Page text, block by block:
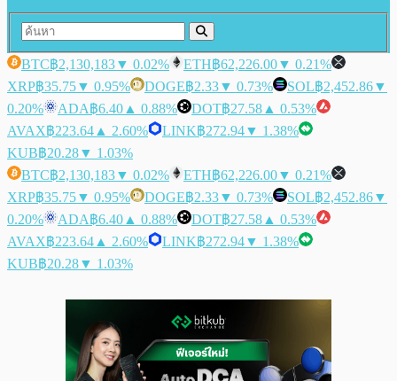
BTC฿2,130,183▼ 0.02% ETH฿62,226.00▼ 0.21%
XRP฿35.75▼ 0.95% DOGE฿2.33▼ 0.73% SOL฿2,452.86▼
0.20%
ADA฿6.40 ▲ 0.88% DOT฿27.58 ▲ 0.53%
AVAX฿223.64 ▲ 2.60% LINK฿272.94▼ 1.38%
KUB฿20.28▼ 1.03%
BTC฿2,130,183▼ 0.02% ETH฿62,226.00▼ 0.21%
XRP฿35.75▼ 0.95% DOGE฿2.33▼ 0.73% SOL฿2,452.86▼
0.20%
ADA฿6.40 ▲ 0.88% DOT฿27.58 ▲ 0.53%
AVAX฿223.64 ▲ 2.60% LINK฿272.94▼ 1.38%
KUB฿20.28▼ 1.03%